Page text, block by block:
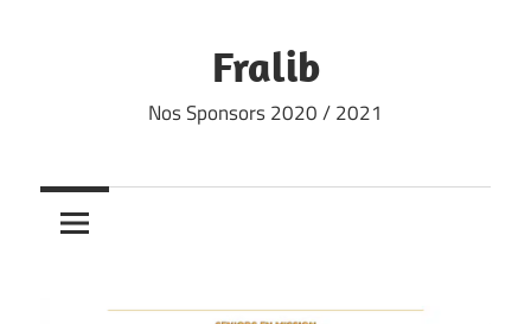
Fralib
Nos Sponsors 2020 / 2021